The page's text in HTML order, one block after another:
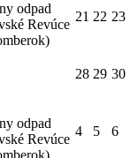
odpad
Revúce
21 22 23
28 29 30
odpad
Revúce
4 5 6